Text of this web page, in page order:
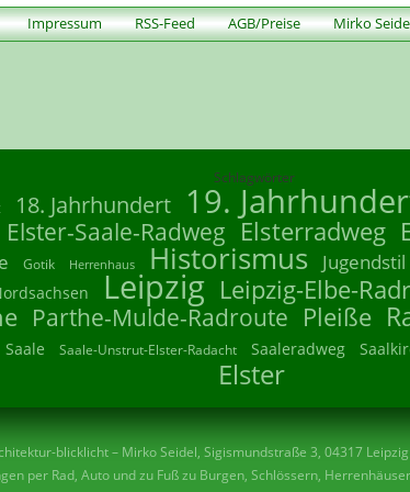
Impressum RSS-Feed AGB/Preise Mirko
Schlagwörter
18. Jahrhundert 19.
Elster-Saale-Radweg Elsterradweg
Gotik Herrenhaus Historismus Jugendstil
Leipzig Leipzig-Elbe-
Parthe-Mulde-Radroute Pleiße
Saale Saale-Unstrut-Elster-Radacht Saaleradweg
Elster
blicklicht – Mirko Seidel, Sigismundstraße 3, 04317
per Rad, Auto und zu Fuß zu Burgen, Schlössern,